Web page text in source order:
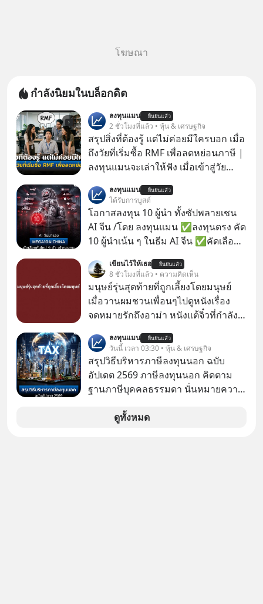
โฆษณา
กำลังนิยมในบล็อกดิต
ลงทุนแมน ยืนยันแล้ว
2 ชั่วโมงที่แล้ว • หุ้น & เศรษฐกิจ
สรุปสิ่งที่ต้องรู้ แต่ไม่ค่อยมีใครบอก เมื่อ
ถึงวัยที่เริ่มซื้อ RMF เพื่อลดหย่อนภาษี |
ลงทุนแมนจะเล่าให้ฟัง เมื่อเข้าสู่วัย
ภาษี หลายคนมักได้รับคำแนะนำให้
ลงทุนใน RMF เพราะนอกจากจะช่วยลด
หย่อนภาษีได้แล้ว ยังเป็นโอกาสในการ
สร้างความมั่งคั่งระยะยาว แต่น้อยคน
นักที่จะลงลึกว่า ถ้าลงทุนใน RMF ควรรู้
อะไรบ้าง ควรดู ตรงไหน ทำอย่างไร ถึง
จะดีกับเรา แล้วเราควรรู้ข้อมูลอะไร
เกี่ยวกับ RMF บ้าง เพื่อให้นำไปใช้ต่อได้
จริง ๆ ลงทุนแมนจะเล่าให้ฟัง
ลงทุนแมน ยืนยันแล้ว
ได้รับการบูสต์
โอกาสลงทุน 10 ผู้นำ ทั้งซัปพลายเชน
AI จีน /โดย ลงทุนแมน ✅ลงทุนตรง คัด
10 ผู้นำเน้น ๆ ในธีม AI จีน ✅คัดเลือก
เจ้าของผู้นำ AI จีน ตั้งแต่โรงงานผลิตชิป
หน่วยความจำ โมเดล AI ยันหุ่นยนต์
✅ได้การรับยกเว้นภาษี Capital Gain
ตามกฎหมายภาษีของประเทศไทย
เขียนไว้ให้เธอ ยืนยันแล้ว
8 ชั่วโมงที่แล้ว • ความคิดเห็น
มนุษย์รุ่นสุดท้ายที่ถูกเลี้ยงโดยมนุษย์
เมื่อวานผมชวนเพื่อนๆไปดูหนังเรื่อง
จดหมายรักถึงอาม่า หนังแต้จิ๋วที่กำลัง
ป๊าผมเห็นโปสเตอร์หนังเรื่องนี้หลาย
เดือนก่อนและอยากดูมาก ด้วยเพราะว่า
อากงก็มาจากเมืองจีน ป๊าก็พูดแต้จิ๋วได้
มีเรื่องราวมีความผูกพันที่ได้ยินตั้งแต่
ลงทุนแมน ยืนยันแล้ว
วันนี้ เวลา 03:30 • หุ้น & เศรษฐกิจ
สรุปวิธีบริหารภาษีลงทุนนอก ฉบับ
อัปเดต 2569 ภาษีลงทุนนอก คิดตาม
ฐานภาษีบุคคลธรรมดา นั่นหมายความ
ดูทั้งหมด